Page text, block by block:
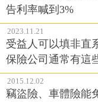
告利率喊到3%
2023.11.21
受益人可以填非直
保險公司通常有這
2015.12.02
竊盜險、車體險能